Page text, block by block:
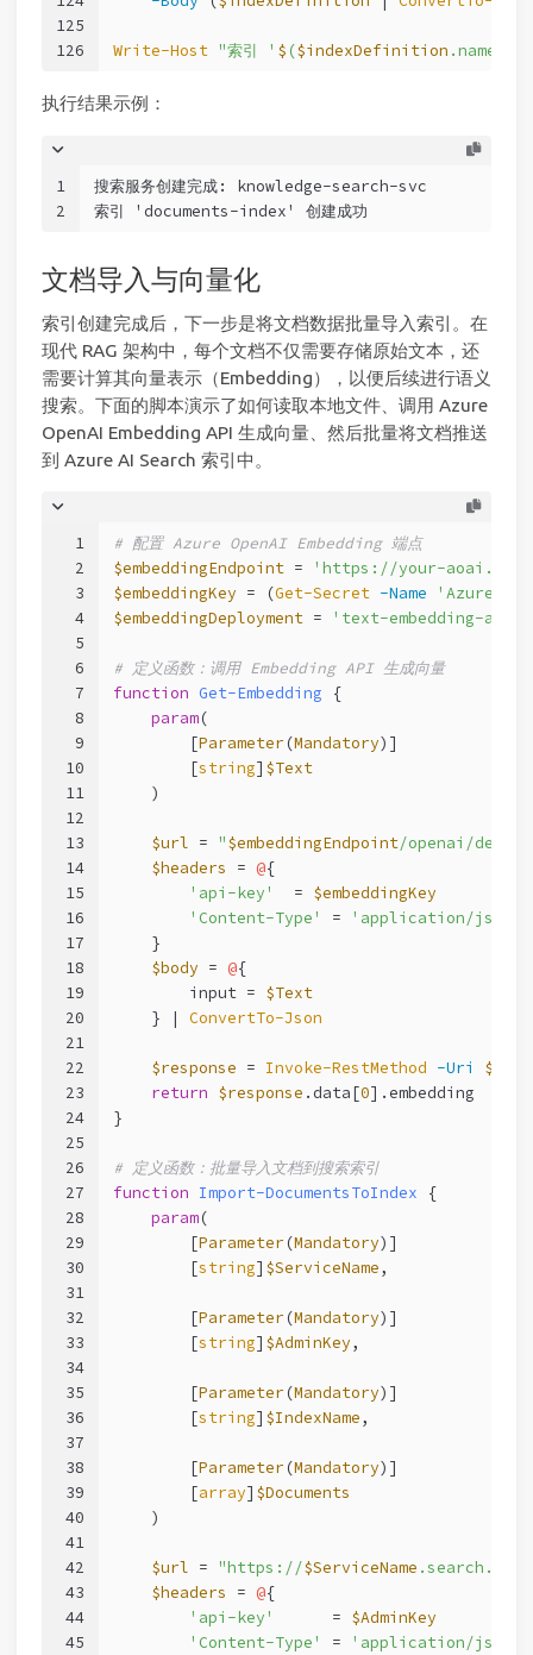
125
126
Write-Host "索引 ' $ ($indexDefinition .name)'
执行结果示例：
1
2
搜索服务创建完成: knowledge-search-svc
索引 'documents-index' 创建成功
文档导入与向量化
索引创建完成后，下一步是将文档数据批量导入索引。在
现代 RAG 架构中，每个文档不仅需要存储原始文本，还
需要计算其向量表示（Embedding），以便后续进行语义
搜索。下面的脚本演示了如何读取本地文件、调用 Azure
OpenAI Embedding API 生成向量、然后批量将文档推送
到 Azure AI Search 索引中。
1
2
3
4
5
6
7
8
9
10
11
12
13
14
15
16
17
18
19
20
21
22
23
24
25
26
27
28
29
30
31
32
33
34
35
36
37
38
39
40
41
42
43
44
45
# 配置 Azure OpenAI Embedding 端点
$embeddingEndpoint =
'https://your-
$embeddingKey = (Get-Secret -Name
$embeddingDeployment = 'text-embedding-ada-
# 定义函数：调用 Embedding API 生成向量
function Get-Embedding {
param(
        [
Parameter (Mandatory)]
        [
string] $Text
    )
$url = "$embeddingEndpoint/openai/
$headers = @{
'api-key'
  =
$embeddingKey
'Content-Type'
=
'application/json'
    }
$body = @{
        input =
$Text
    } |
ConvertTo-Json
$response = Invoke-RestMethod -Uri $url
return $response .data[0].embedding
}
# 定义函数：批量导入文档到搜索索引
function Import-DocumentsToIndex {
param(
        [
Parameter (Mandatory)]
        [
string] $ServiceName,
        [
Parameter (Mandatory)]
        [
string] $AdminKey,
        [
Parameter (Mandatory)]
        [
string] $IndexName,
        [
Parameter (Mandatory)]
        [
array] $Documents
    )
$url = "https://$ServiceName
$headers = @{
'api-key'
      =
$AdminKey
'Content-Type'
=
'application/json'